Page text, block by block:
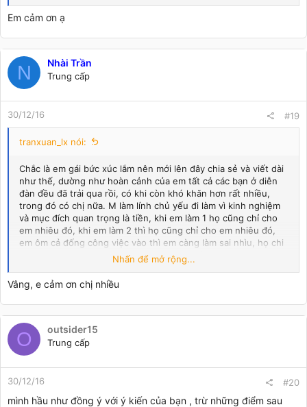
kìa " nên vậy chị nghĩ nếu thấy mình đã đủ để tự bước đi 1
mình thì cứ mạnh dạn bước đi, mà chị thấy nếu em đã báo cáo
tài chính được thì chắc cũng tích luỹ được khá nhìu rùi, ngày
xưa ra trường chị cũng phải làm trâu làm ngựa cả hai ba năm
mới làm được cái BCTC đầu tiên hjhjhj. Nhưng tết này thì gáng
ở lại để còn lấy tý bồi dưỡng công sức của mình cực khổ bao
tháng qua nữa chứ. Chúc em tìm được con đờng thật tốt nhé.
Em cảm ơn ạ
N Nhài Trần
Trung cấp
30/12/16 #19
tranxuan_lx nói:
Chắc là em gái bức xúc lắm nên mới lên đây chia sẻ và viết dài
như thế, dường như hoàn cảnh của em tất cả các bạn ở diễn
đàn đều đã trải qua rồi, có khi còn khó khăn hơn rất nhiều,
trong đó có chị nữa. M làm lính chủ yếu đi làm vì kinh nghiệm
và mục đích quan trọng là tiền, khi em làm 1 họ cũng chỉ cho
em nhiêu đó, khi em làm 2 thì họ cũng chỉ cho em nhiêu đó,
em ôm cả đống công việc vào thì em càng làm sai nhìu, họ chi
nhìn cái sai của em mà phán xét thôi,đa phần các sếp là người
lun nghĩ " ở ngoài còn thiếu gì đứa thất nghiệp đang chờ việc
kìa " nên vậy chị nghĩ nếu thấy mình đã đủ để tự bước đi 1
mình thì cứ mạnh dạn bước đi, mà chị thấy nếu em đã báo cáo
tài chính được thì chắc cũng tích luỹ được khá nhìu rùi, ngày
xưa ra trường chị cũng phải làm trâu làm ngựa cả hai ba năm
mới làm được cái BCTC đầu tiên hjhjhj. Nhưng tết này thì gáng
ở lại để còn lấy tý bồi dưỡng công sức của mình cực khổ bao
tháng qua nữa chứ. Chúc em tìm được con đờng thật tốt nhé.
Nhấn để mở rộng...
Vâng, e cảm ơn chị nhiều
O outsider15
Trung cấp
30/12/16 #20
mình hầu như đồng ý với ý kiến của bạn , trừ những điểm sau